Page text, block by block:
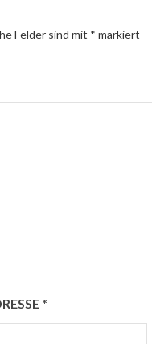
Felder sind mit * markiert
*